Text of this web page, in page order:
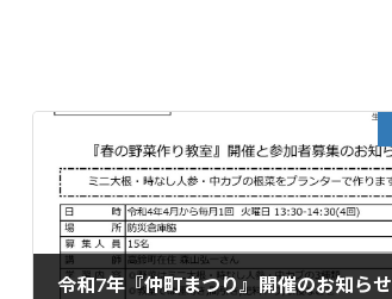
令和7年『仲町まつり』開催のお知らせ